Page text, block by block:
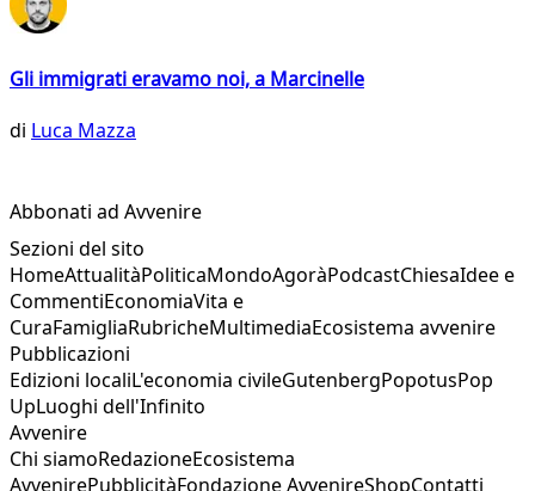
Gli immigrati eravamo noi, a Marcinelle
di Luca Mazza
Abbonati ad Avvenire
Sezioni del sito
HomeAttualitàPoliticaMondoAgoràPodcastChiesaIdee e
CommentiEconomiaVita e
CuraFamigliaRubricheMultimediaEcosistema avvenire
Pubblicazioni
Edizioni localiL'economia civileGutenbergPopotusPop
UpLuoghi dell'Infinito
Avvenire
Chi siamoRedazioneEcosistema
AvvenirePubblicitàFondazione AvvenireShopContatti